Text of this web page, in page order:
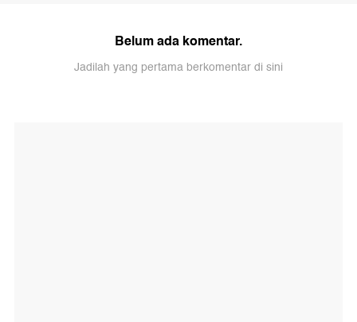
Belum ada komentar.
Jadilah yang pertama berkomentar di sini